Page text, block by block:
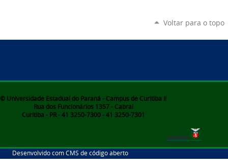
Voltar para o topo
© Universidade Estadual do Paraná - Campus de Curitiba II
Rua dos Funcionários 1357 - Cabral
Curitiba - PR - 41 3250-7300 - 41 3250-7301
Desenvolvido com CMS de código aberto